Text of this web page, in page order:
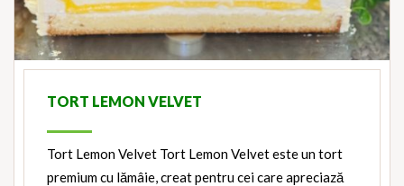
TORT LEMON VELVET
Tort Lemon Velvet Tort Lemon Velvet este un tort
premium cu lămâie, creat pentru cei care apreciază